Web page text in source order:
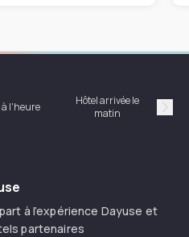
à l'heure
Hôtel arrivée le
matin
à l’expérience Dayuse et
partenaires